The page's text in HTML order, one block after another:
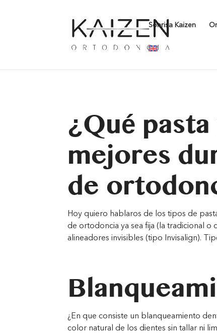
: Undefined array key "contact-form-7" in
content/themes/Divi/includes/builder/feature/
Sonrisa Kaizen
¿Qué
mejores
de
Hoy quiero hablaros de los tipos de
de ortodoncia ya sea fija (la tradicional
alineadores invisibles (tipo Invisalign).
¿En que consiste un blanqueamiento
color natural de los dientes sin tallar ni